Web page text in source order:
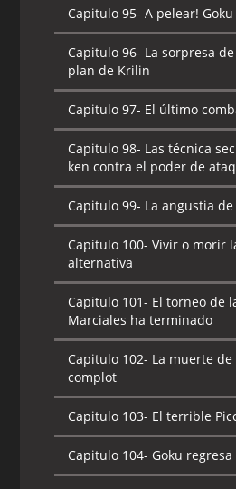
Capitulo 95- A pelear!
Capitulo 96- La sorpresa
plan de Krilin
Capitulo 97- El último
Capitulo 98- Las técnica
ken contra el poder de
Capitulo 99- La angustia
Capitulo 100- Vivir o morir
alternativa
Capitulo 101- El torneo de
Marciales ha terminado
Capitulo 102- La muerte
complot
Capitulo 103- El terrible
Capitulo 104- Goku regresa